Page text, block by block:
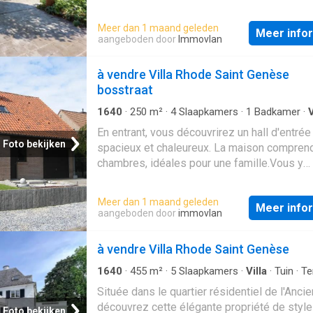
volumes, une agréable luminosité et un
environnement ultra calme et verdoyant. Au
dégagement, vastes réceptions en plancher
massif dont living avec feu ouvert et salle à
cuisine spacieuse super équipée avec coin
Meer dan 1 maand geleden
aangeboden door Immovlan Meer
Foto bekijken
à vendre Villa Rhode Saint Genèse
bosstraat
1640 · 250 m² · 4Slaapkamers · 1 Badkamer ·
En entrant, vous découvrirez un hall d'entrée
spacieux et chaleureux. La maison
chambres, idéales pour une famille.Vous y
et rénovée, un grenier spacieux et un
un confort supplémentaire et/ou un espace
rangement appréciable.À l'extérieur, vous
pour se détendre ou jouer avec les enfants.La
propriété est située dans une impasse très
vous garantissant une intimité maximale et
circulation minimale. De plus, vous serez à
Meer dan 1 maand geleden
aangeboden doorimmovlan Meer
à vendre Villa Rhode Saint Genèse
1640 · 455 m² · 5 Slaapkamers · Villa · Tuin ·
Située dans le quartier résidentiel de
découvrez cette élégante propriété de